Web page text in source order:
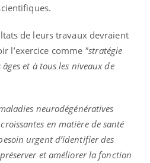
de leurs travaux devraient
l’exercice comme "stratégie
et à tous les niveaux de
neurodégénératives
en matière de santé
urgent d’identifier des
et améliorer la fonction